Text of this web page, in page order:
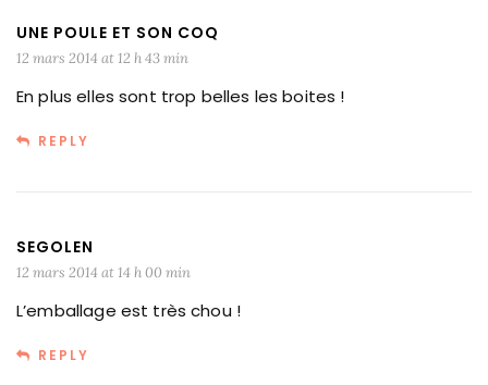
UNE POULE ET SON COQ
12 mars 2014 at 12 h 43 min
En plus elles sont trop belles les boites !
REPLY
SEGOLEN
12 mars 2014 at 14 h 00 min
L’emballage est très chou !
REPLY